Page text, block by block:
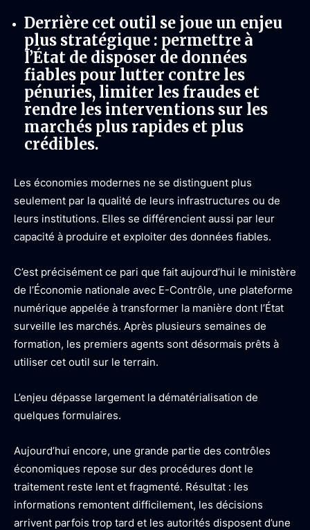
Derrière cet outil se joue un enjeu
plus stratégique : permettre à
l’État de disposer de données
fiables pour lutter contre les
pénuries, limiter les fraudes et
rendre les interventions sur les
marchés plus rapides et plus
crédibles.
Les économies modernes ne se distinguent plus
seulement par la qualité de leurs infrastructures ou de
leurs institutions. Elles se différencient aussi par leur
capacité à produire et exploiter des données fiables.
C’est précisément ce pari que fait aujourd’hui le ministère
de l’Économie nationale avec E-Contrôle, une plateforme
numérique appelée à transformer la manière dont l’État
surveille les marchés. Après plusieurs semaines de
formation, les premiers agents sont désormais prêts à
utiliser cet outil sur le terrain.
L’enjeu dépasse largement la dématérialisation de
quelques formulaires.
Aujourd’hui encore, une grande partie des contrôles
économiques repose sur des procédures dont le
traitement reste lent et fragmenté. Résultat : les
informations remontent difficilement, les décisions
arrivent parfois trop tard et les autorités disposent d’une